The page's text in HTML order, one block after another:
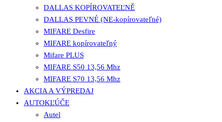
DALLAS KOPÍROVATEĽNĚ
DALLAS PEVNÉ (NE-kopírovateľné)
MIFARE Desfire
MIFARE kopírovateľný
Mifare PLUS
MIFARE S50 13,56 Mhz
MIFARE S70 13,56 Mhz
AKCIA A VÝPREDAJ
AUTOKĽÚČE
Autel